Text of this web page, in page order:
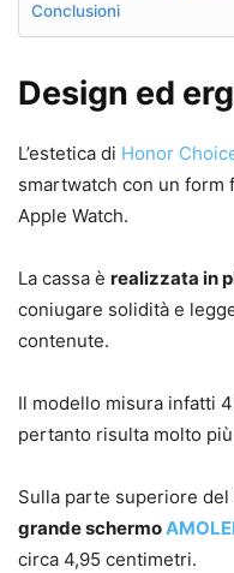
Conclusioni
Design ed
L’estetica di Honor
smartwatch con un form
Apple Watch.
La cassa è realizzata in
coniugare solidità e
contenute.
Il modello misura infatti
pertanto risulta molto
Sulla parte superiore del
grande schermo
circa 4,95 centimetri.